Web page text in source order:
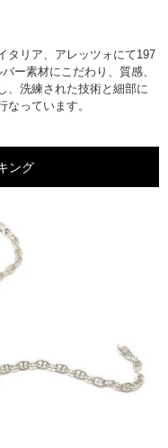
タリア、アレッツォにて197
ー素材にこだわり、質感、
、洗練された技術と細部に
なっています。
ング